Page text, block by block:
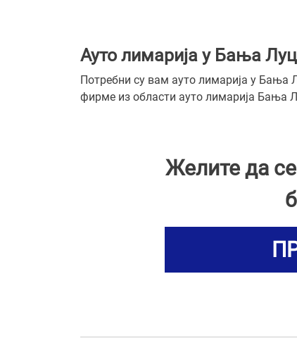
Ауто лимарија у Бања
Потребни су вам ауто лимарија у Бања
фирме из области ауто лимарија Бања
Желите да